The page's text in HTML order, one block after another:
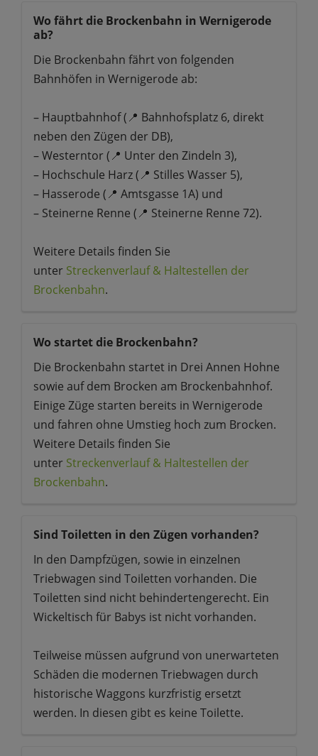
Wo fährt die Brockenbahn in Wernigerode
ab?
Die Brockenbahn fährt von folgenden
Bahnhöfen in Wernigerode ab:
– Hauptbahnhof (📍 Bahnhofsplatz 6, direkt
neben den Zügen der DB),
– Westerntor (📍 Unter den Zindeln 3),
– Hochschule Harz (📍 Stilles Wasser 5),
– Hasserode (📍 Amtsgasse 1A) und
– Steinerne Renne (📍 Steinerne Renne 72).
Weitere Details finden Sie
unter Streckenverlauf & Haltestellen der
Brockenbahn.
Wo startet die Brockenbahn?
Die Brockenbahn startet in Drei Annen Hohne
sowie auf dem Brocken am Brockenbahnhof.
Einige Züge starten bereits in Wernigerode
und fahren ohne Umstieg hoch zum Brocken.
Weitere Details finden Sie
unter Streckenverlauf & Haltestellen der
Brockenbahn.
Sind Toiletten in den Zügen vorhanden?
In den Dampfzügen, sowie in einzelnen
Triebwagen sind Toiletten vorhanden. Die
Toiletten sind nicht behindertengerecht. Ein
Wickeltisch für Babys ist nicht vorhanden.
Teilweise müssen aufgrund von unerwarteten
Schäden die modernen Triebwagen durch
historische Waggons kurzfristig ersetzt
werden. In diesen gibt es keine Toilette.